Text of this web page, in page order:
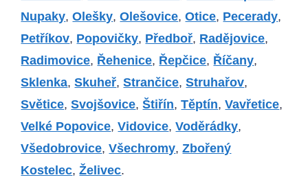
Nupaky,Olešky,Olešovice,Otice, Pecerady,
Petříkov, Popovičky, Předboř, Radějovice,
Radimovice, Řehenice, Řepčice, Říčany,
Sklenka,Skuheř,Strančice,Struhařov,
Světice,Svojšovice,Štiřín,Těptín,Vavřetice,
Velké Popovice,Vidovice,Voděrádky,
Všedobrovice,Všechromy,Zbořený
Kostelec,Želivec.